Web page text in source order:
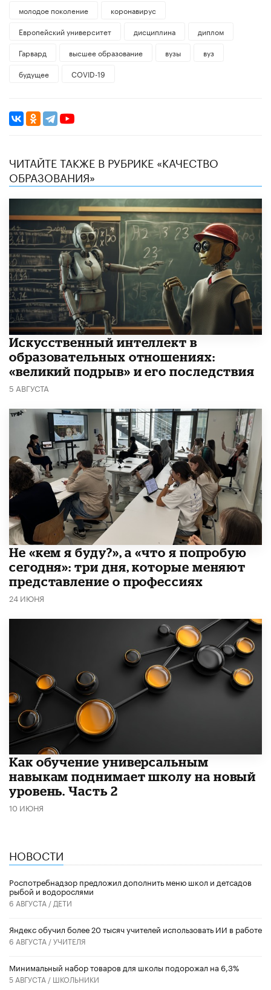
молодое поколение
коронавирус
​Европейский университет
дисциплина
диплом
Гарвард
высшее образование вузы
вуз
будущее
COVID-19
ЧИТАЙТЕ ТАКЖЕ В РУБРИКЕ «КАЧЕСТВО
ОБРАЗОВАНИЯ»
​Искусственный интеллект в
образовательных отношениях:
«великий подрыв» и его последствия
5 АВГУСТА
Не «кем я буду?», а «что я попробую
сегодня»: три дня, которые меняют
представление о профессиях
24 ИЮНЯ
​Как обучение универсальным
навыкам поднимает школу на новый
уровень. Часть 2
10 ИЮНЯ
НОВОСТИ
Роспотребнадзор предложил дополнить меню школ и детсадов
рыбой и водорослями
6 АВГУСТА / ДЕТИ
​Яндекс обучил более 20 тысяч учителей использовать ИИ в работе
6 АВГУСТА /УЧИТЕЛЯ
Минимальный набор товаров для школы подорожал на 6,3%
5 АВГУСТА / ШКОЛЬНИКИ